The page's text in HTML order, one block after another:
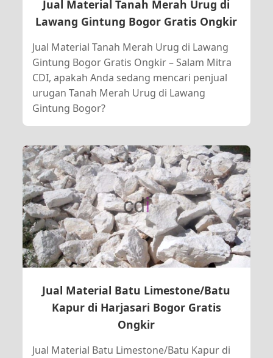
Jual Material Tanah Merah Urug di
Lawang Gintung Bogor Gratis Ongkir
Jual Material Tanah Merah Urug di Lawang
Gintung Bogor Gratis Ongkir – Salam Mitra
CDI, apakah Anda sedang mencari penjual
urugan Tanah Merah Urug di Lawang
Gintung Bogor?
Jual Material Batu Limestone/Batu
Kapur di Harjasari Bogor Gratis
Ongkir
Jual Material Batu Limestone/Batu Kapur di